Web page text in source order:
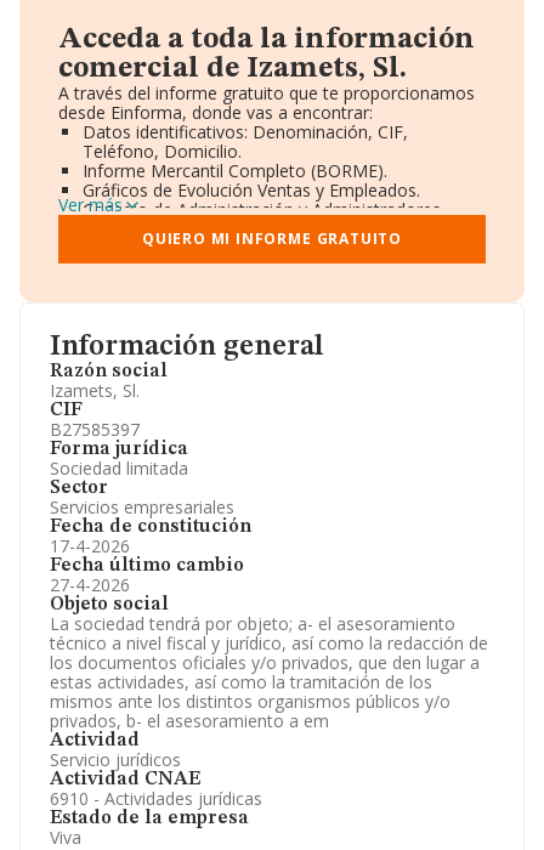
Información general
Razón social
Izamets, Sl.
CIF
B27585397
Forma jurídica
Sociedad limitada
Sector
Servicios empresariales
Fecha de constitución
17-4-2026
Fecha último cambio
27-4-2026
Objeto social
La sociedad tendrá por objeto; a- el asesoramiento
técnico a nivel fiscal y jurídico, así como la redacción de
los documentos oficiales y/o privados, que den lugar a
estas actividades, así como la tramitación de los
mismos ante los distintos organismos públicos y/o
privados, b- el asesoramiento a em
Actividad
Servicio jurídicos
Actividad CNAE
6910 - Actividades jurídicas
Estado de la empresa
Viva
Acceda a toda la información
comercial de Izamets, Sl.
A través del informe gratuito que te proporcionamos
desde Einforma, donde vas a encontrar:
Datos identificativos: Denominación, CIF,
Teléfono, Domicilio.
Informe Mercantil Completo (BORME).
Gráficos de Evolución Ventas y Empleados.
Consejo de Administración y Administradores.
Directivos y Ejecutivos.
Accionistas.
Participaciones y Vinculaciones en otras empresas.
Información oficial y registral complementaria.
Ver más
QUIERO MI INFORME GRATUITO